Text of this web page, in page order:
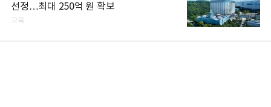
선정…최대 250억 원 확보
교육